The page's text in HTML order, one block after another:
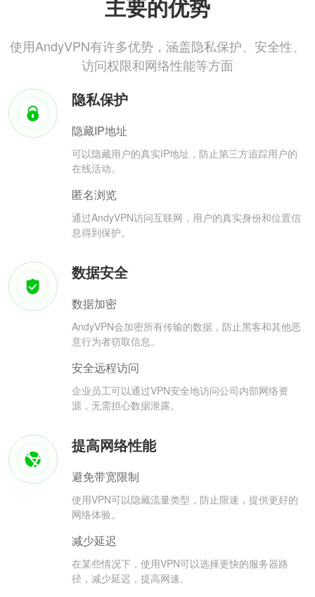
主要的优势
使用AndyVPN有许多优势，涵盖隐私保护、安全性、
访问权限和网络性能等方面
隐私保护
隐藏IP地址
可以隐藏用户的真实IP地址，防止第三方追踪用户的
在线活动。
匿名浏览
通过AndyVPN访问互联网，用户的真实身份和位置信
息得到保护。
数据安全
数据加密
AndyVPN会加密所有传输的数据，防止黑客和其他恶
意行为者窃取信息。
安全远程访问
企业员工可以通过VPN安全地访问公司内部网络资
源，无需担心数据泄露。
提高网络性能
避免带宽限制
使用VPN可以隐藏流量类型，防止限速，提供更好的
网络体验。
减少延迟
在某些情况下，使用VPN可以选择更快的服务器路
径，减少延迟，提高网速。